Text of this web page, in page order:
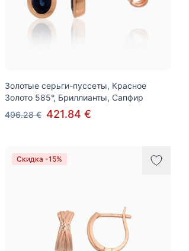
Золотые серьги-пуссеты, Красное
Золото 585°, Бриллианты, Сапфир
496.28 € 421.84 €
Скидка -15%